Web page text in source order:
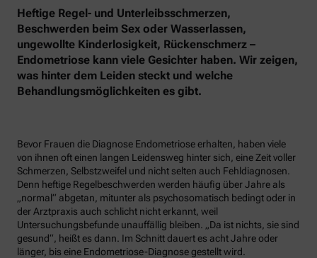
Heftige Regel- und Unterleibsschmerzen,
Beschwerden beim Sex oder Wasserlassen,
ungewollte Kinderlosigkeit, Rückenschmerz –
Endometriose kann viele Gesichter haben. Wir zeigen,
was hinter dem Leiden steckt und welche
Behandlungsmöglichkeiten es gibt.
Bevor Frauen die Diagnose Endometriose erhalten, haben viele
von ihnen oft einen langen Leidensweg hinter sich, eine Zeit voller
Schmerzen, Selbstzweifel und nicht selten auch Fehldiagnosen.
Denn heftige Regelbeschwerden werden häufig über Jahre als
„normal“ abgetan, mitunter als psychosomatisch bedingt oder in
der Arztpraxis auch schlicht nicht erkannt, weil
Untersuchungsbefunde unauffällig bleiben. „Da ist nichts, sie sind
gesund“, heißt es dann. Im Schnitt dauert es acht Jahre oder
länger, bis eine Endometriose-Diagnose gestellt wird.